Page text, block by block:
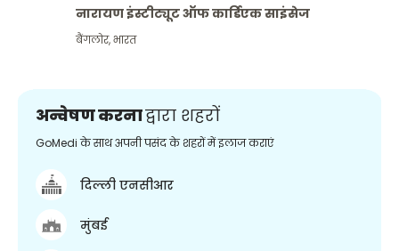
नारायण इंस्टीट्यूट ऑफ कार्डिएक साइंसेज
बैंगलोर,भारत
अन्वेषण करनाद्वारा शहरों
GoMedi के साथ अपनी पसंद के शहरों में इलाज कराएं
दिल्ली एनसीआर
मुंबई